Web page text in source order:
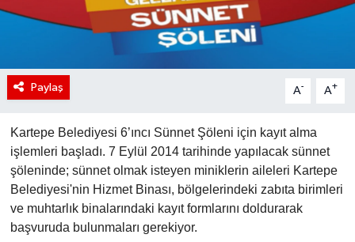
Paylaş A- A+
Kartepe Belediyesi 6’ıncı Sünnet Şöleni için kayıt alma
işlemleri başladı. 7 Eylül 2014 tarihinde yapılacak sünnet
şöleninde; sünnet olmak isteyen miniklerin aileleri Kartepe
Belediyesi'nin Hizmet Binası, bölgelerindeki zabıta birimleri
ve muhtarlık binalarındaki kayıt formlarını doldurarak
başvuruda bulunmaları gerekiyor.